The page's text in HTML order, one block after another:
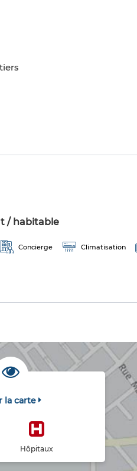
/ habitable
Concierge Climatisation
la carte
Hôpitaux